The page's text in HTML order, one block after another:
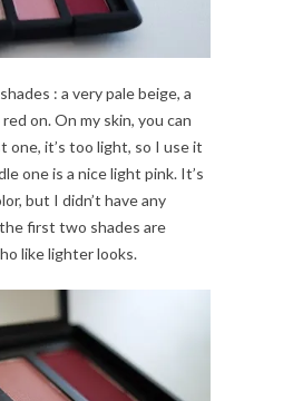
: a very pale beige, a
on. On my skin, you can
one, it’s too light, so I use it
one is a nice light pink. It’s
but I didn’t have any
first two shades are
like lighter looks.